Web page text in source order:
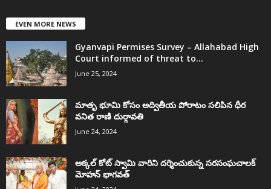
EVEN MORE NEWS
Gyanvapi Permises Survey – Allahabad High
Court informed of threat to...
June 25, 2024
మాతృ భూమి కోసం అద్వితీయ పోరాటం సలిపిన ధీర
వనిత రాణి దుర్గావతి
June 24, 2024
అక్కల్‌ కోట్‌ స్వామి వారిని దర్శించుకున్న సరసంఘచాలక్
మోహన్ భాగవత్